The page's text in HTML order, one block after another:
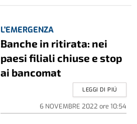
L'EMERGENZA
Banche in ritirata: nei
paesi filiali chiuse e stop
ai bancomat
6 NOVEMBRE 2022 ore 10:54
LEGGI DI PIÚ